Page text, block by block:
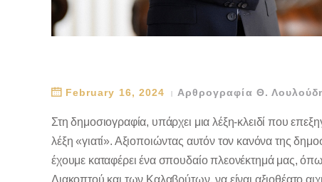
February 16, 2024 Αρθρογραφία Θ.
Στη δημοσιογραφία, υπάρχει μια λέξη-κλειδί που
λέξη «γιατί». Αξιοποιώντας αυτόν τον κανόνα της
έχουμε καταφέρει ένα σπουδαίο πλεονέκτημά μας,
Διακοπτού και των Καλαβρύτων, να είναι αξιοθέατο